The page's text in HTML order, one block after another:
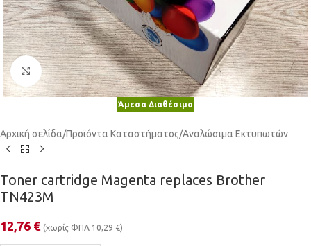
Κλικ για μεγέθυνση
Άμεσα Διαθέσιμο
Αρχική σελίδα/Προϊόντα Καταστήματος/Αναλώσιμα Εκτυπωτών
Toner cartridge Magenta replaces Brother
TN423M
12,76 € (χωρίς ΦΠΑ 10,29 €)